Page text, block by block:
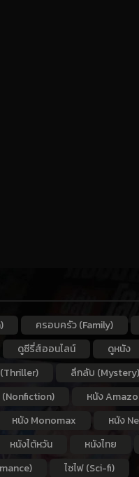
ครอบครัว (Family)
ดูซีรี่ส์ออนไลน์ ดูหนัง
ลึกลับ (Mystery)
หนัง
หนัง Monomax หนัง
หนังไต้หวัน หนังไทย
ไซไฟ (Sci-fi)